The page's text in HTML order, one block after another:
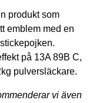
produkt som
emblem med en
på 13A 89B C,
pulversläckare.
vi även